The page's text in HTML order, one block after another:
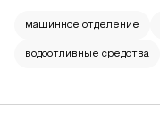
машинное отделение
водоотливные средства